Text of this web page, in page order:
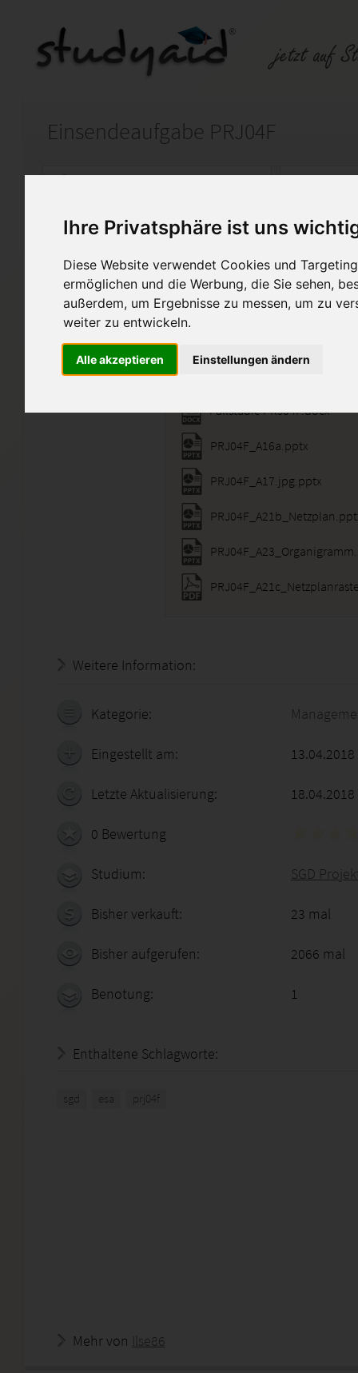
Ihre Privatsphäre ist uns
Diese Website verwendet Cookies und
ermöglichen und die Werbung, die Sie sehen,
außerdem, um Ergebnisse zu messen, um zu
weiter zu entwickeln.
Alle akzeptieren Einstellungen ändern
Einsendeaufgabe PRJ04F
Auf StudyAid.de verkaufen
Startseite Management
Fallstudienheft F&E-Projekte
ESA für die Fallstudie PRJ04F -
Fallstudie PRJ04F.docx
PRJ04F_A16a.pptx
PRJ04F_A17.jpg.pptx
Weitere Information:
Kategorie:
Eingestellt am:
Letzte Aktualisierung: 18.04.2018
0 Bewertung
Studium: SGD
Bisher verkauft: 23 mal
Bisher aufgerufen: 2066 mal
Benotung: 1
Enthaltene Schlagworte:
sgd esa prj04f
Mehr von Ilse86